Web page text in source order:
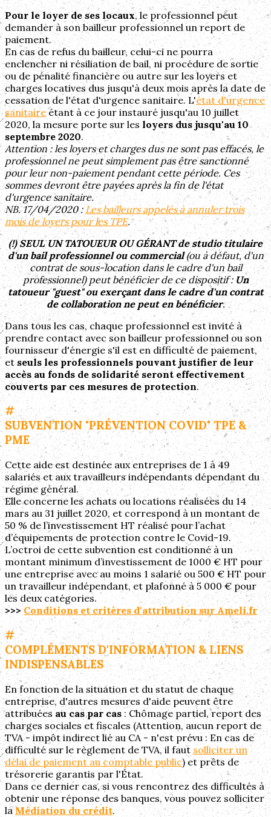
Pour le loyer de ses locaux, le professionnel peut
demander à son bailleur professionnel un report de
paiement.
En cas de refus du bailleur, celui-ci ne pourra
enclencher ni résiliation de bail, ni procédure de sortie
ou de pénalité financière ou autre sur les loyers et
charges locatives dus jusqu'à deux mois après la date de
cessation de l'état d'urgence sanitaire. L'état d'urgence
sanitaireétant à ce jour instauré jusqu'au 10 juillet
2020, la mesure porte sur lesloyers dus jusqu'au 10
septembre 2020.
Attention : les loyers et charges dus ne sont pas effacés, le
professionnel ne peut simplement pas être sanctionné
pour leur non-paiement pendant cette période. Ces
sommes devront être payées après la fin de l'état
d'urgence sanitaire.
NB. 17/04/2020 : Les bailleurs appelés à annuler trois
mois de loyers pour les TPE.
(!) SEUL UN TATOUEUR OU GÉRANT de studio titulaire
d'un bail professionnel ou commercial(ou à défaut, d'un
contrat de sous-location dans le cadre d'un bail
professionnel) peut bénéficier de ce dispositif :Un
tatoueur "guest" ou exerçant dans le cadre d'un contrat
de collaboration ne peut en bénéficier.
Dans tous les cas, chaque professionnel est invité à
prendre contact avec son bailleur professionnel ou son
fournisseur d'énergie s'il est en difficulté de paiement,
etseuls les professionnels pouvant justifier de leur
accès au fonds de solidarité seront effectivement
couverts par ces mesures de protection.
#
SUBVENTION "PRÉVENTION COVID" TPE &
PME
Cette aide est destinée aux entreprises de 1 à 49
salariés et aux travailleurs indépendants dépendant du
régime général.
Elle concerne les achats ou locations réalisées du 14
mars au 31 juillet 2020, et correspond à un montant de
50 % de l’investissement HT réalisé pour l’achat
d’équipements de protection contre le Covid-19.
L’octroi de cette subvention est conditionné à un
montant minimum d’investissement de 1000 € HT pour
une entreprise avec au moins 1 salarié ou 500 € HT pour
un travailleur indépendant, et plafonné à 5 000 € pour
les deux catégories.
>>> Conditions et critères d'attribution sur Ameli.fr
#
COMPLÉMENTS D'INFORMATION & LIENS
INDISPENSABLES
En fonction de la situation et du statut de chaque
entreprise, d'autres mesures d'aide peuvent être
attribuées au cas par cas : Chômage partiel, report des
charges sociales et fiscales (Attention, aucun report de
TVA - impôt indirect lié au CA - n'est prévu : En cas de
difficulté sur le règlement de TVA, il faut solliciter un
délai de paiement au comptable public) et prêts de
trésorerie garantis par l'État.
Dans ce dernier cas, si vous rencontrez des difficultés à
obtenir une réponse des banques, vous pouvez solliciter
laMédiation du crédit.